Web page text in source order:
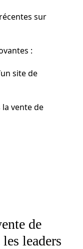
sur
:
site de
la vente de
de
leaders